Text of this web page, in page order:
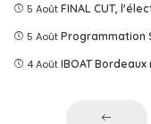
5 Août FINAL CUT,
5 Août Programmation
4 Août IBOAT